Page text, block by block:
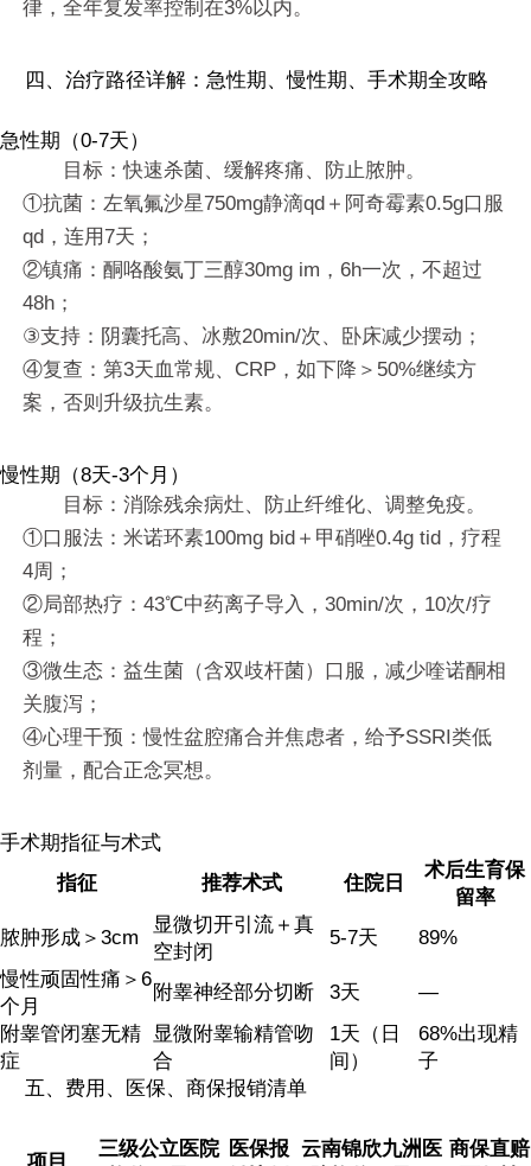
律，全年复发率控制在3%以内。
四、治疗路径详解：急性期、慢性期、手术期全攻略
急性期（0-7天）
目标：快速杀菌、缓解疼痛、防止脓肿。
①抗菌：左氧氟沙星750mg静滴qd＋阿奇霉素0.5g口服
qd，连用7天；
②镇痛：酮咯酸氨丁三醇30mg im，6h一次，不超过
48h；
③支持：阴囊托高、冰敷20min/次、卧床减少摆动；
④复查：第3天血常规、CRP，如下降＞50%继续方
案，否则升级抗生素。
慢性期（8天-3个月）
目标：消除残余病灶、防止纤维化、调整免疫。
①口服法：米诺环素100mg bid＋甲硝唑0.4g tid，疗程
4周；
②局部热疗：43℃中药离子导入，30min/次，10次/疗
程；
③微生态：益生菌（含双歧杆菌）口服，减少喹诺酮相
关腹泻；
④心理干预：慢性盆腔痛合并焦虑者，给予SSRI类低
剂量，配合正念冥想。
手术期指征与术式
指征
推荐术式 住院日
术后生育保
留率
脓肿形成＞3cm
显微切开引流＋真
空封闭
5-7天
89%
慢性顽固性痛＞6
个月
附睾神经部分切断 3天
—
附睾管闭塞无精
症
显微附睾输精管吻
合
1天（日
间）
68%出现精
子
五、费用、医保、商保报销清单
三级公立医院
医保报 云南锦欣九洲医 商保直赔